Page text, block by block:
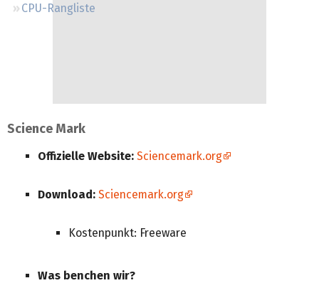
CPU-Rangliste
Science Mark
Offizielle Website: Sciencemark.org
Download: Sciencemark.org
Kostenpunkt: Freeware
Was benchen wir?